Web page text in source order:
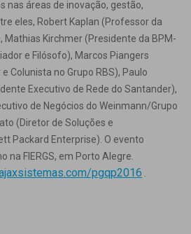
nas áreas de inovação, gestão,
eles, Robert Kaplan (Professor da
Mathias Kirchmer (Presidente da BPM-
e Filósofo), Marcos Piangers
Colunista no Grupo RBS), Paulo
Executivo de Rede do Santander),
de Negócios do Weinmann/Grupo
(Diretor de Soluções e
Packard Enterprise). O evento
na FIERGS, em Porto Alegre.
pgqp2016